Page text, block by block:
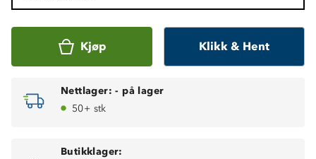
Kjøp Klikk & Hent
Nettlager: - på lager
50+ stk
Butikklager: